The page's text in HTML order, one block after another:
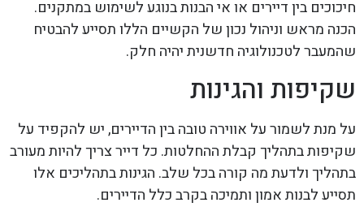
חיכוכים בין דיירים או אי הבנות בנוגע לשימוש במתקנים.
הכנה מראש וניהול נכון של הקשיים הללו תסייע להבטיח
שהמעבר לטכנולוגיה חדשנית יהיה חלק.
שקיפות והגינות
על מנת לשמור על אווירה טובה בין הדיירים, יש להקפיד על
שקיפות בתהליך קבלת ההחלטות. כל דייר צריך להיות מעורב
בתהליך ולדעת מה קורה בכל שלב. הגינות בתהליכים אלו
תסייע לבנות אמון ותמיכה בקרב כלל הדיירים.